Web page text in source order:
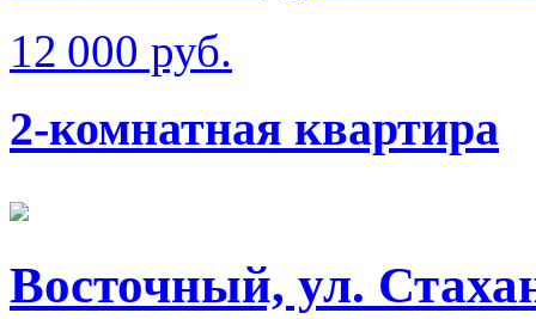
12 000 руб.
2-комнатная квартира
Восточный, ул.